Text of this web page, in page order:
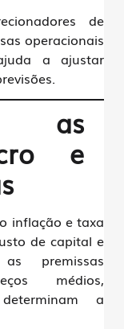
de
operacionais
a ajustar
as
e
inflação e taxa
de capital e
premissas
médios,
a